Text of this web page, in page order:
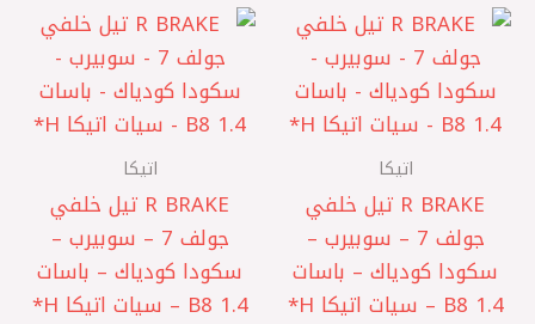
اتيكا
R BRAKE تيل خلفي
جولف 7 – سوبيرب –
سكودا كودياك – باسات
B8 1.4 – سيات اتيكا H*
اتيكا
R BRAKE تيل خلفي
جولف 7 – سوبيرب –
سكودا كودياك – باسات
B8 1.4 – سيات اتيكا H*